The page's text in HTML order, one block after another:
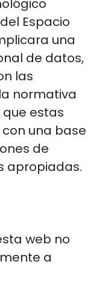
Espacio
una
de datos,
las
normativa
que estas
una base
de
apropiadas.
web no
a